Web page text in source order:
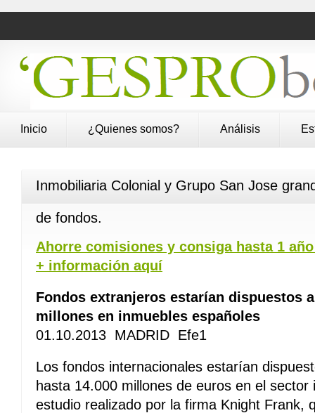
Inicio ¿Quienes somos? Análisis
Inmobiliaria Colonial y Grupo San Jose
de fondos.
Ahorre comisiones y consiga hasta 1
+ información aquí
Fondos extranjeros estarían dispuestos
millones en inmuebles españoles
01.10.2013 MADRID Efe1
Los fondos internacionales estarían
hasta 14.000 millones de euros en el
estudio realizado por la firma Knight Frank,